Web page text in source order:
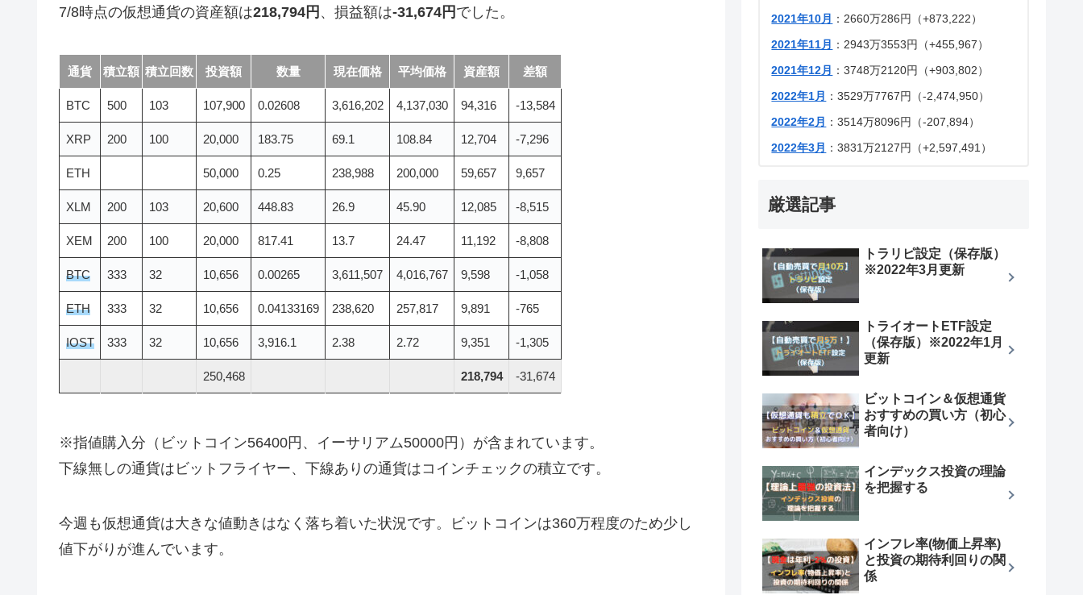
7/8時点の仮想通貨の資産額は218,794円 、損益額は-31,674円 でした。
通貨 積立額 積立回数 投資額 数量 現在価格 平均価格 資産額 差額
BTC 500 103 107,900 0.02608 3,616,202 4,137,030 94,316 -13,584
XRP 200 100 20,000 183.75 69.1 108.84 12,704 -7,296
ETH 50,000 0.25 238,988 200,000 59,657 9,657
XLM 200 103 20,600 448.83 26.9 45.90 12,085 -8,515
XEM 200 100 20,000 817.41 13.7 24.47 11,192 -8,808
BTC 333 32 10,656 0.00265 3,611,507 4,016,767 9,598 -1,058
ETH 333 32 10,656 0.04133169 238,620 257,817 9,891 -765
IOST 333 32 10,656 3,916.1 2.38 2.72 9,351 -1,305
250,468 218,794 -31,674
※指値購入分（ビットコイン56400円、イーサリアム50000円）が含まれています。
下線無しの通貨はビットフライヤー、下線ありの通貨はコインチェックの積立です。
今週も仮想通貨は大きな値動きはなく落ち着いた状況です。ビットコインは360万程度のため少し
値下がりが進んでいます。
2021年10月
：2660万286円（+873,222）
2021年11月
：2943万3553円（+455,967）
2021年12月
：3748万2120円（+903,802）
2022年1月
：3529万7767円（-2,474,950）
2022年2月
：3514万8096円（-207,894）
2022年3月
：3831万2127円（+2,597,491）
厳選記事
トラリピ設定（保存版）
※2022年3月更新
トライオートETF設定
（保存版）※2022年1月
更新
ビットコイン＆仮想通貨
おすすめの買い方（初心
者向け）
インデックス投資の理論
を把握する
インフレ率(物価上昇率)
と投資の期待利回りの関
係